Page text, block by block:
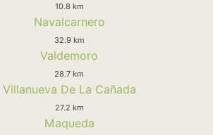
10.8 km
Navalcarnero
32.9 km
Valdemoro
28.7 km
Villanueva De La Cañada
27.2 km
Maqueda